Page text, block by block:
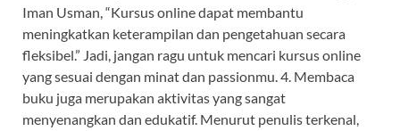
Iman Usman, “Kursus online dapat membantu
meningkatkan keterampilan dan pengetahuan secara
fleksibel.” Jadi, jangan ragu untuk mencari kursus online
yang sesuai dengan minat dan passionmu. 4. Membaca
buku juga merupakan aktivitas yang sangat
menyenangkan dan edukatif. Menurut penulis terkenal,